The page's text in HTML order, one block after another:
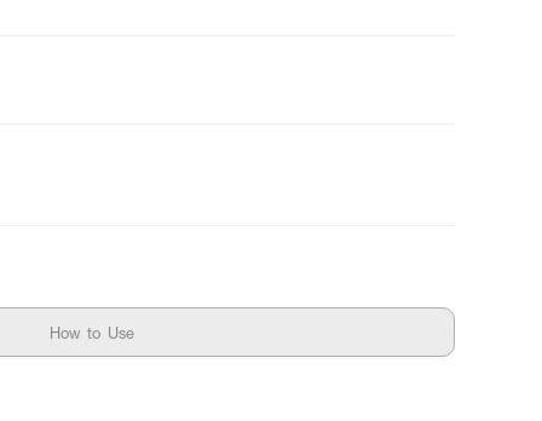
How to Use